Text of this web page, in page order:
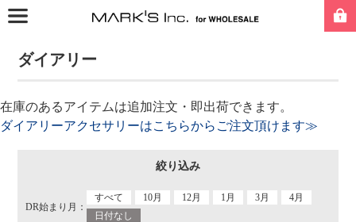
ダイアリー
在庫のあるアイテムは追加注文・即出荷できます。
ダイアリーアクセサリーはこちらからご注文頂けます≫
絞り込み
DR始まり月：
すべて 10月 12月 1月 3月
4月
日付なし